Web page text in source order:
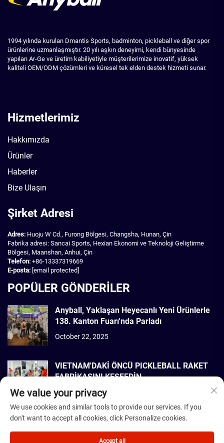
1994 yılında kurulan Dmantis Sports, badminton, pickleball ve diğer spor
ürünlerine uzmanlaşmıştır. 20 yılı aşkın deneyimi, kendi bünyesinde
yapılan Ar-Ge ve üretim kabiliyetiyle müşterilerimize inovatif, yüksek
kaliteli OEM/ODM çözümleri ve küresel tek elden destek hizmeti sunar.
Hizmetlerimiz
Hakkımızda
Ürünler
Haberler
Bize Ulaşın
Şirket Adresi
Adres: Huoju W Cd., Furong Bölgesi, Changsha, Hunan, Çin
Fabrika adresi: Sancai Sports, Hexian Ekonomi ve Teknoloji Geliştirme
Bölgesi, Maanshan, Anhui, Çin
Telefon: +86-13337319669
E-posta: [email protected]
POPÜLER GÖNDERİLER
Anyball, Yaklaşan Heyecanlı Yeni Ürünlerle
138. Kanton Fuarı'nda Parladı
October 22, 2025
VIETNAM'DAKİ ÖNCÜ PICKLEBALL RAKET
FABRİKASINI KEŞFEDİN
September 22, 2025
Telif Hakkı © 2026 Dmantis Sports Goods Co., Ltd. Beijing Tüm hakları
saklıdır. - Gizlilik Politikası
We value your privacy
We use cookies and similar tools to provide our services. If you
don't want to accept all cookies, click Personalize cookies.
Accept all